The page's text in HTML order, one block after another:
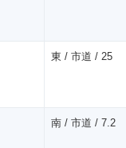
東 / 市道 / 25
南 / 市道 / 7.2